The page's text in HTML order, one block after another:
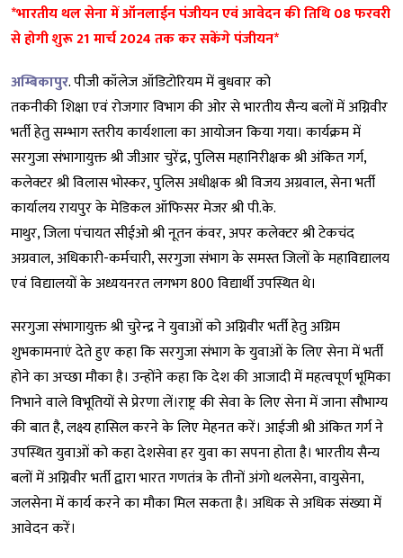
*भारतीय थल सेना में ऑनलाईन पंजीयन एवं आवेदन की तिथि 08 फरवरी
से होगी शुरू 21 मार्च 2024 तक कर सकेंगे पंजीयन*
अम्बिकापुर. पीजी कॉलेज ऑडिटोरियम में बुधवार को
तकनीकी शिक्षा एवं रोजगार विभाग की ओर से भारतीय सैन्य बलों में अग्निवीर
भर्ती हेतु सम्भाग स्तरीय कार्यशाला का आयोजन किया गया। कार्यक्रम में
सरगुजा संभागायुक्त श्री जीआर चुरेंद्र, पुलिस महानिरीक्षक श्री अंकित गर्ग,
कलेक्टर श्री विलास भोस्कर, पुलिस अधीक्षक श्री विजय अग्रवाल, सेना भर्ती
कार्यालय रायपुर के मेडिकल ऑफिसर मेजर श्री पी.के.
माथुर, जिला पंचायत सीईओ श्री नूतन कंवर, अपर कलेक्टर श्री टेकचंद
अग्रवाल, अधिकारी-कर्मचारी, सरगुजा संभाग के समस्त जिलों के महाविद्यालय
एवं विद्यालयों के अध्ययनरत लगभग 800 विद्यार्थी उपस्थित थे।
सरगुजा संभागायुक्त श्री चुरेन्द्र ने युवाओं को अग्निवीर भर्ती हेतु अग्रिम
शुभकामनाएं देते हुए कहा कि सरगुजा संभाग के युवाओं के लिए सेना में भर्ती
होने का अच्छा मौका है। उन्होंने कहा कि देश की आजादी में महत्वपूर्ण भूमिका
निभाने वाले विभूतियों से प्रेरणा लें।राष्ट्र की सेवा के लिए सेना में जाना सौभाग्य
की बात है, लक्ष्य हासिल करने के लिए मेहनत करें। आईजी श्री अंकित गर्ग ने
उपस्थित युवाओं को कहा देशसेवा हर युवा का सपना होता है। भारतीय सैन्य
बलों में अग्निवीर भर्ती द्वारा भारत गणतंत्र के तीनों अंगो थलसेना, वायुसेना,
जलसेना में कार्य करने का मौका मिल सकता है। अधिक से अधिक संख्या में
आवेदन करें।